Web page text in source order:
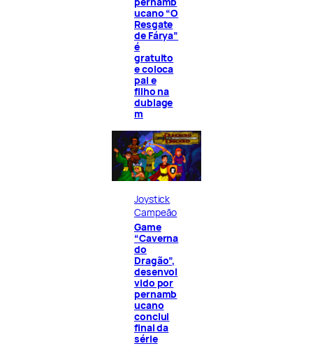
ucano “O
Resgate
de Fárya”
é
gratuito
e coloca
pai e
filho na
dublage
m
Joystick
Campeão
Game
“Caverna
do
Dragão”,
desenvol
vido por
pernamb
ucano
conclui
final da
série